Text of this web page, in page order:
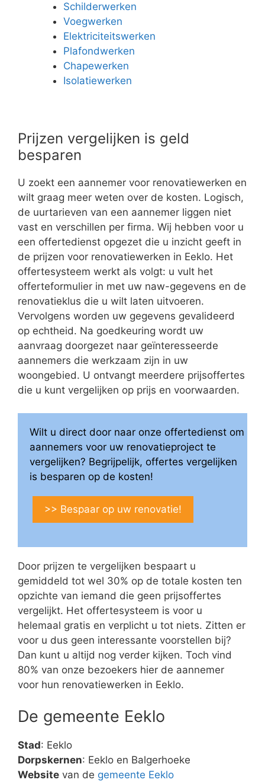
Schilderwerken
Voegwerken
Elektriciteitswerken
Plafondwerken
Chapewerken
Isolatiewerken
Prijzen vergelijken is geld
besparen
U zoekt een aannemer voor renovatiewerken en
wilt graag meer weten over de kosten. Logisch,
de uurtarieven van een aannemer liggen niet
vast en verschillen per firma. Wij hebben voor u
een offertedienst opgezet die u inzicht geeft in
de prijzen voor renovatiewerken in Eeklo. Het
offertesysteem werkt als volgt: u vult het
offerteformulier in met uw naw-gegevens en de
renovatieklus die u wilt laten uitvoeren.
Vervolgens worden uw gegevens gevalideerd
op echtheid. Na goedkeuring wordt uw
aanvraag doorgezet naar geïnteresseerde
aannemers die werkzaam zijn in uw
woongebied. U ontvangt meerdere prijsoffertes
die u kunt vergelijken op prijs en voorwaarden.
Wilt u direct door naar onze offertedienst om
aannemers voor uw renovatieproject te
vergelijken? Begrijpelijk, offertes vergelijken
is besparen op de kosten!
>> Bespaar op uw renovatie!
Door prijzen te vergelijken bespaart u
gemiddeld tot wel 30% op de totale kosten ten
opzichte van iemand die geen prijsoffertes
vergelijkt. Het offertesysteem is voor u
helemaal gratis en verplicht u tot niets. Zitten er
voor u dus geen interessante voorstellen bij?
Dan kunt u altijd nog verder kijken. Toch vind
80% van onze bezoekers hier de aannemer
voor hun renovatiewerken in Eeklo.
De gemeente Eeklo
Stad: Eeklo
Dorpskernen: Eeklo en Balgerhoeke
Website van de gemeente Eeklo